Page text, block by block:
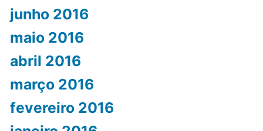
junho 2016
maio 2016
abril 2016
março 2016
fevereiro 2016